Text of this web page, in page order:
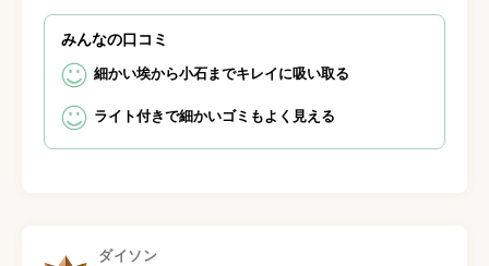
みんなの口コミ
細かい埃から小石までキレイに吸い取る
ライト付きで細かいゴミもよく見える
ダイソン